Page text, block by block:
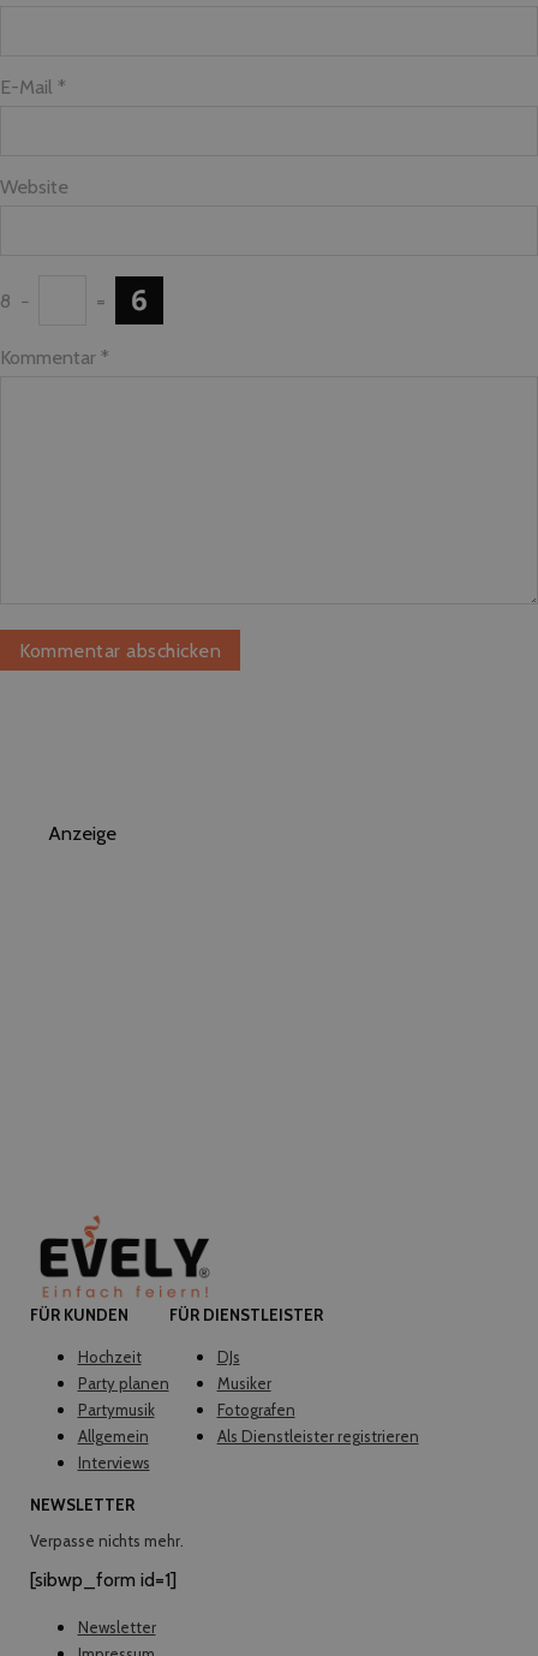
E-Mail *
Website
8 − =
Kommentar *
Anzeige
FÜR KUNDEN
Hochzeit
Party planen
Partymusik
Allgemein
Interviews
FÜR DIENSTLEISTER
DJs
Musiker
Fotografen
Als Dienstleister registrieren
NEWSLETTER
Verpasse nichts mehr.
[sibwp_form id=1]
Newsletter